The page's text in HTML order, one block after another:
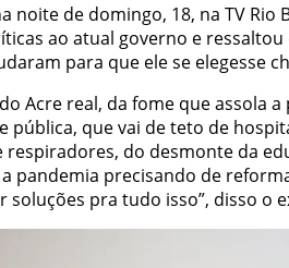
noite de domingo, 18, na TV
ao atual governo e
para que ele se elegesse
Acre real, da fome que assola
pública, que vai de teto de
do desmonte da
pandemia precisando de
soluções pra tudo isso”, disso o